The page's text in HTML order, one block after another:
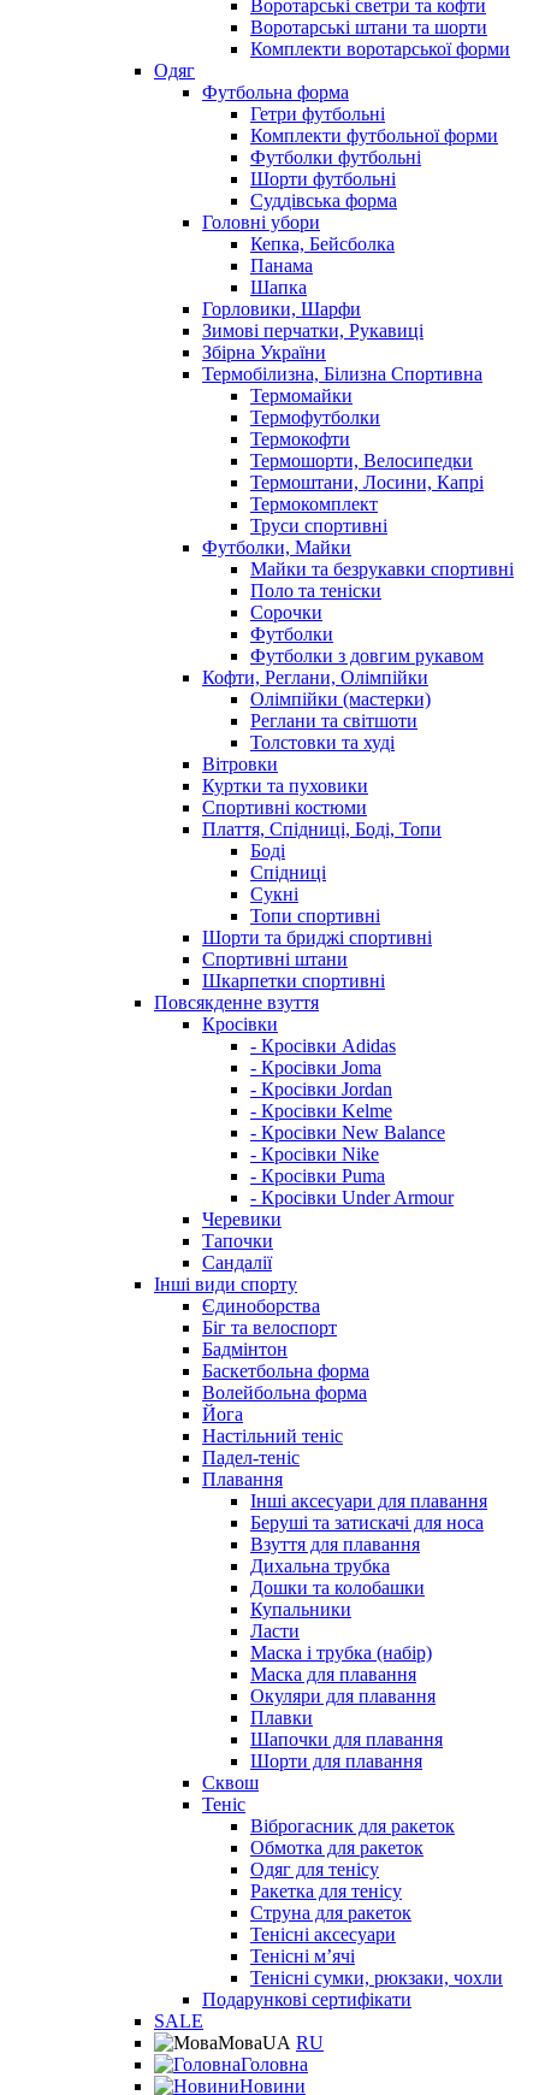
Воротарські светри та кофти
Воротарські штани та шорти
Комплекти воротарської форми
Одяг
Футбольна форма
Гетри футбольні
Комплекти футбольної форми
Футболки футбольні
Шорти футбольні
Суддівська форма
Головні убори
Кепка, Бейсболка
Панама
Шапка
Горловики, Шарфи
Зимові перчатки, Рукавиці
Збірна України
Термобілизна, Білизна Спортивна
Термомайки
Термофутболки
Термокофти
Термошорти, Велосипедки
Термоштани, Лосини, Капрі
Термокомплект
Труси спортивні
Футболки, Майки
Майки та безрукавки спортивні
Поло та теніски
Сорочки
Футболки
Футболки з довгим рукавом
Кофти, Реглани, Олімпійки
Олімпійки (мастерки)
Реглани та світшоти
Толстовки та худі
Вітровки
Куртки та пуховики
Спортивні костюми
Плаття, Спідниці, Боді, Топи
Боді
Спідниці
Сукні
Топи спортивні
Шорти та бриджі спортивні
Спортивні штани
Шкарпетки спортивні
Повсякденне взуття
Кросівки
- Кросівки Adidas
- Кросівки Joma
- Кросівки Jordan
- Кросівки Kelme
- Кросівки New Balance
- Кросівки Nike
- Кросівки Puma
- Кросівки Under Armour
Черевики
Тапочки
Сандалії
Інші види спорту
Єдиноборства
Біг та велоспорт
Бадмінтон
Баскетбольна форма
Волейбольна форма
Йога
Настільний теніс
Падел-теніс
Плавання
Інші аксесуари для плавання
Беруші та затискачі для носа
Взуття для плавання
Дихальна трубка
Дошки та колобашки
Купальники
Ласти
Маска і трубка (набір)
Маска для плавання
Окуляри для плавання
Плавки
Шапочки для плавання
Шорти для плавання
Сквош
Теніс
Віброгасник для ракеток
Обмотка для ракеток
Одяг для тенісу
Ракетка для тенісу
Струна для ракеток
Тенісні аксесуари
Тенісні мʼячі
Тенісні сумки, рюкзаки, чохли
Подарункові сертифікати
SALE
МоваUA RU
Головна
Новини